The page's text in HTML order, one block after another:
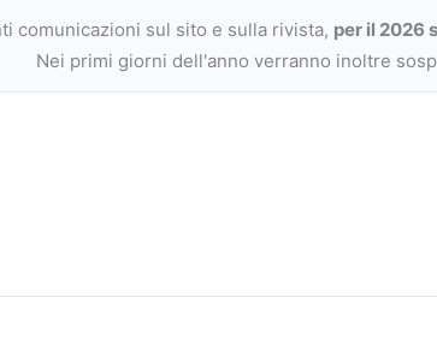
comunicazioni sul sito e sulla rivista, per il 2026
Nei primi giorni dell'anno verranno inoltre